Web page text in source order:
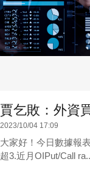
賈乞敗：外資
2023/10/04 17:09
大家好！今日數據報
超3.近月OIPut/Call